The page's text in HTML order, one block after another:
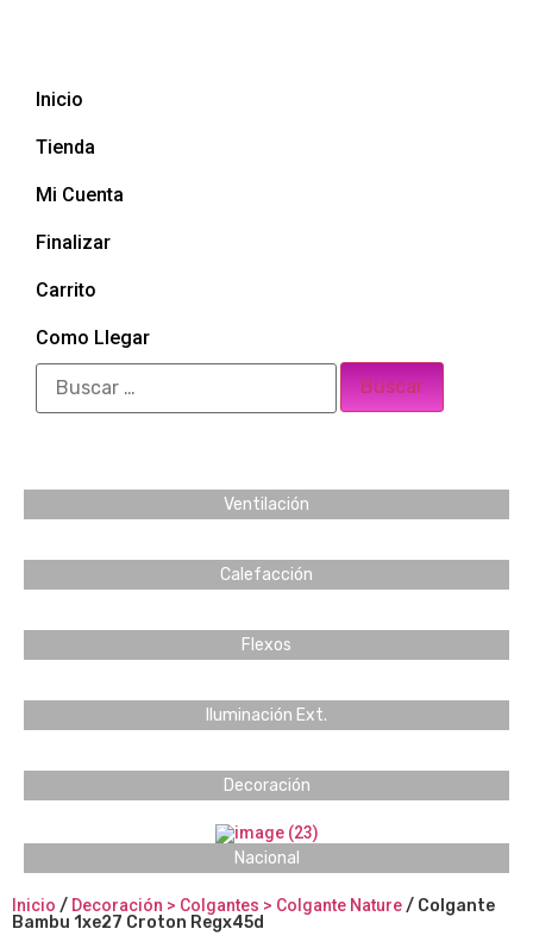
Inicio
Tienda
Mi Cuenta
Finalizar
Carrito
Como Llegar
Ventilación
Calefacción
Flexos
Iluminación Ext.
Decoración
Nacional
Inicio / Decoración > Colgantes > Colgante Nature/ Colgante
Bambu 1xe27 Croton Regx45d